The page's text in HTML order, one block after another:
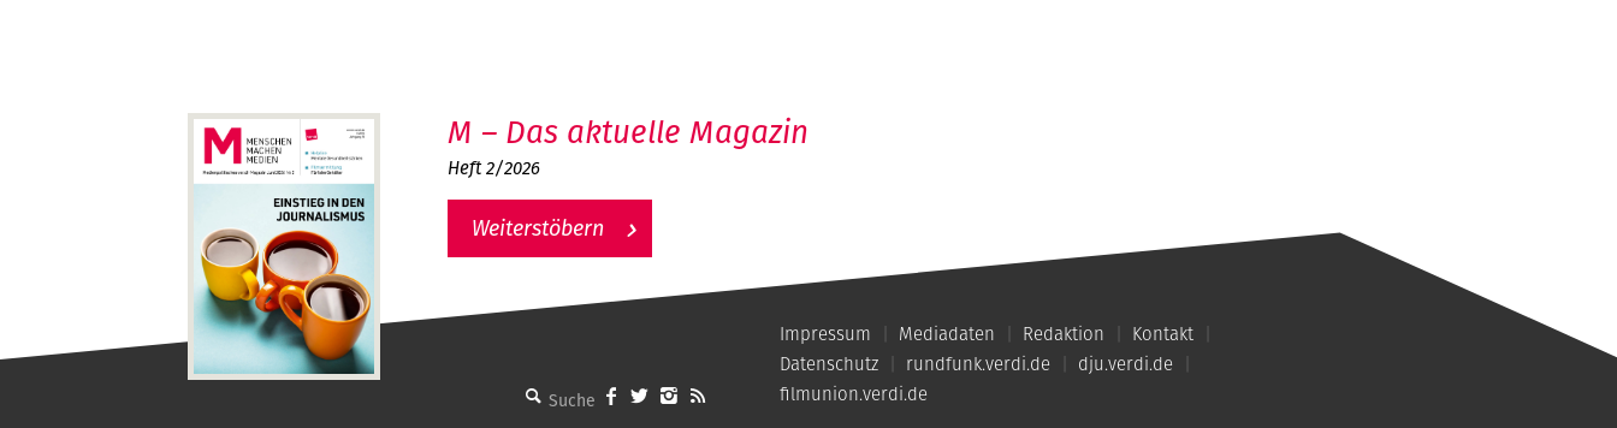
MMM - Menschen machen Medien
M – Das aktuelle Magazin
Heft 2/2026
Weiterstöbern
Impressum Mediadaten Redaktion
Kontakt
Datenschutz
rundfunk.verdi.de
dju.verdi.de
filmunion.verdi.de